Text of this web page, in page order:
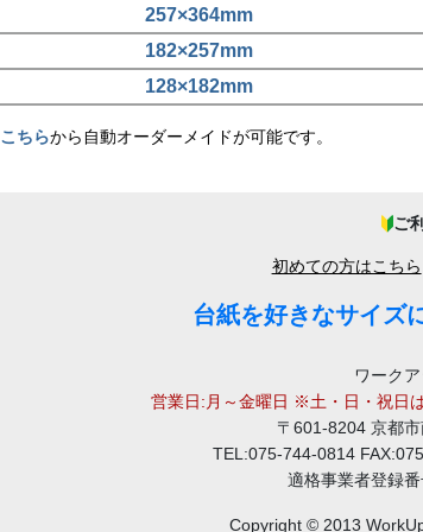
257×364mm
182×257mm
128×182mm
こちらから自動オーダーメイドが可能です。
ご
初めての方はこちら
台紙を好きなサイズ
ワーク
営業日:月～金曜日 ※土・日・祝日
〒601-8204 京都
TEL:075-744-0814
適格事業者登録
Copyright © 2013